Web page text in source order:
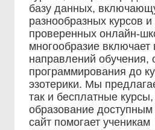
базу данных,
разнообразных курсов
проверенных онлайн-
многообразие
направлений обучения,
программирования до
эзотерики. Мы
так и бесплатные
образование
сайт помогает ученикам